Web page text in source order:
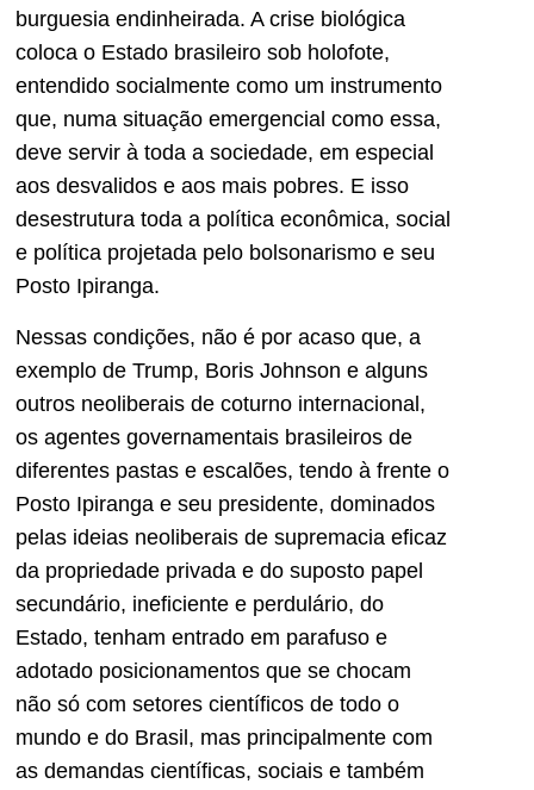
burguesia endinheirada. A crise biológica
coloca o Estado brasileiro sob holofote,
entendido socialmente como um instrumento
que, numa situação emergencial como essa,
deve servir à toda a sociedade, em especial
aos desvalidos e aos mais pobres. E isso
desestrutura toda a política econômica, social
e política projetada pelo bolsonarismo e seu
Posto Ipiranga.
Nessas condições, não é por acaso que, a
exemplo de Trump, Boris Johnson e alguns
outros neoliberais de coturno internacional,
os agentes governamentais brasileiros de
diferentes pastas e escalões, tendo à frente o
Posto Ipiranga e seu presidente, dominados
pelas ideias neoliberais de supremacia eficaz
da propriedade privada e do suposto papel
secundário, ineficiente e perdulário, do
Estado, tenham entrado em parafuso e
adotado posicionamentos que se chocam
não só com setores científicos de todo o
mundo e do Brasil, mas principalmente com
as demandas científicas, sociais e também